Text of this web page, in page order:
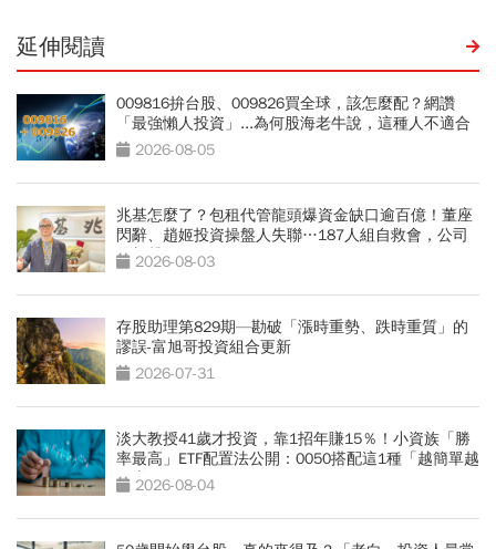
延伸閱讀
009816拚台股、009826買全球，該怎麼配？網讚
「最強懶人投資」...為何股海老牛說，這種人不適合
買？2026-08-05
兆基怎麼了？包租代管龍頭爆資金缺口逾百億！董座
閃辭、趙姬投資操盤人失聯…187人組自救會，公司
最新聲明
2026-08-03
存股助理第829期—勘破「漲時重勢、跌時重質」的
謬誤-富旭哥投資組合更新
2026-07-31
淡大教授41歲才投資，靠1招年賺15％！小資族「勝
率最高」ETF配置法公開：0050搭配這1種「越簡單越
好賺」
2026-08-04